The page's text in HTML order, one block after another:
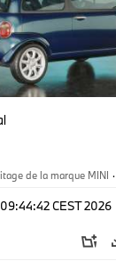
de la marque MINI ·
CEST 2026